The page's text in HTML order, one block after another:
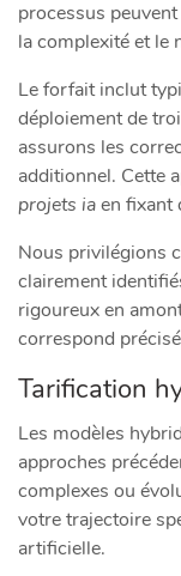
processus
la complexité et le
Le forfait inclut
déploiement de
assurons les
additionnel. Cette
projets iaen fixant
Nous privilégions
clairement
rigoureux en
correspond
Tarification
Les modèles
approches
complexes ou
votre trajectoire
artificielle.